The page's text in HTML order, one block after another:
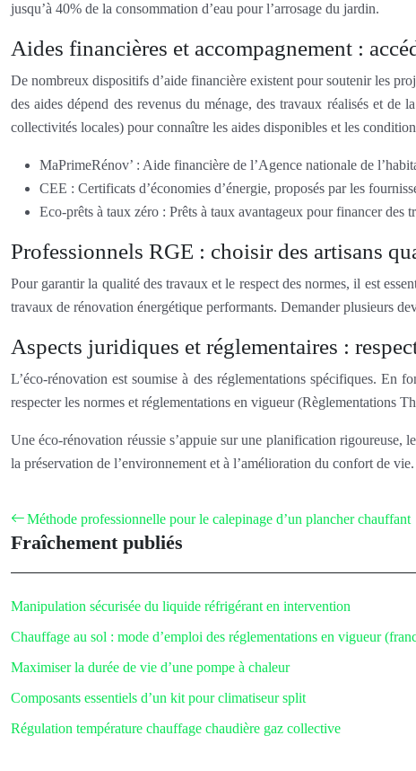
jusqu’à 40% de la consommation d’eau pour l’arrosage du jardin.
Aides financières et accompagnement :
De nombreux dispositifs d’aide financière existent pour soutenir les
des aides dépend des revenus du ménage, des travaux réalisés et de
collectivités locales) pour connaître les aides disponibles et les
MaPrimeRénov’ : Aide financière de l’Agence nationale de
CEE : Certificats d’économies d’énergie, proposés par les
Eco-prêts à taux zéro : Prêts à taux avantageux pour financer des
Professionnels RGE : choisir des artisans
Pour garantir la qualité des travaux et le respect des normes, il est
travaux de rénovation énergétique performants. Demander plusieurs
Aspects juridiques et réglementaires :
L’éco-rénovation est soumise à des réglementations spécifiques. En
respecter les normes et réglementations en vigueur (Règlementations
Une éco-rénovation réussie s’appuie sur une planification rigoureuse,
la préservation de l’environnement et à l’amélioration du confort de vie.
Méthode professionnelle pour le calepinage d’un plancher chauffant
Fraîchement publiés
Manipulation sécurisée du liquide réfrigérant en intervention
Chauffage au sol : mode d’emploi des réglementations en vigueur
Maximiser la durée de vie d’une pompe à chaleur
Composants essentiels d’un kit pour climatiseur split
Régulation température chauffage chaudière gaz collective